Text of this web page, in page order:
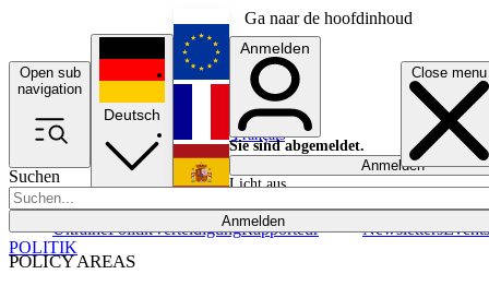
Ga naar de hoofdinhoud
Open sub
navigation
Close menu
Suchen
Anmelden
POLICY AREAS
UkrainePolitikVerteidigungRapporteur NewslettersEvents
Deutsch
English
Français
Anmelden
Sie sind abgemeldet.
Anmelden
Licht aus
POLITIK